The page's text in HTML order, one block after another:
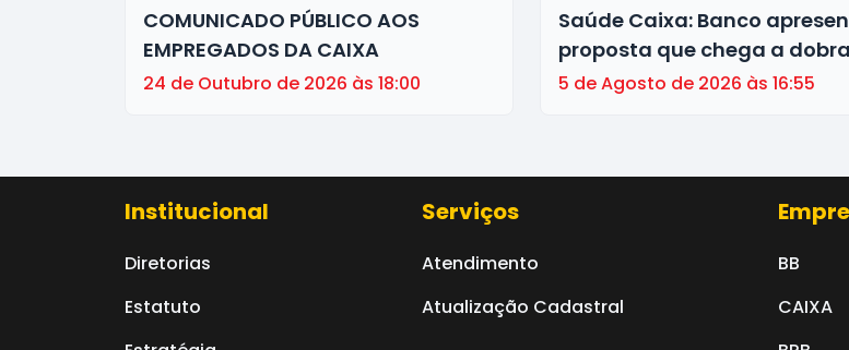
COMUNICADO PÚBLICO AOS
EMPREGADOS DA CAIXA
24 de Outubro de 2026 às 18:00
Saúde Caixa: Banco
proposta que chega a
mensalidade
5 de Agosto de 2026 às 16:55
Institucional
Diretorias
Estatuto
Serviços
Atendimento
Atualização Cadastral
BB
CAIXA